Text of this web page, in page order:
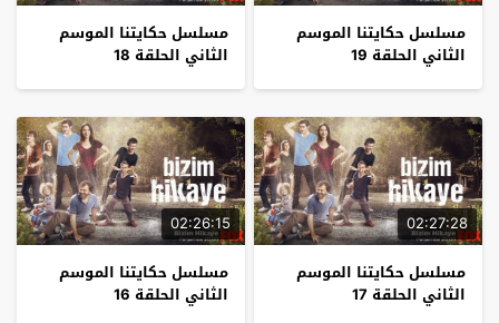
مسلسل حكايتنا الموسم
الثاني الحلقة 19
مسلسل حكايتنا الموسم
الثاني الحلقة 18
02:27:28
مسلسل حكايتنا الموسم
الثاني الحلقة 17
02:26:15
مسلسل حكايتنا الموسم
الثاني الحلقة 16